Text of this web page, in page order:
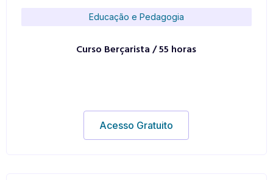
Educação e Pedagogia
Curso Berçarista / 55 horas
Acesso Gratuito